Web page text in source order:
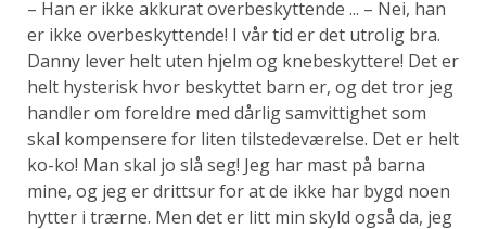
– Han er ikke akkurat overbeskyttende ... – Nei, han
er ikke overbeskyttende! I vår tid er det utrolig bra.
Danny lever helt uten hjelm og knebeskyttere! Det er
helt hysterisk hvor beskyttet barn er, og det tror jeg
handler om foreldre med dårlig samvittighet som
skal kompensere for liten tilstedeværelse. Det er helt
ko-ko! Man skal jo slå seg! Jeg har mast på barna
mine, og jeg er drittsur for at de ikke har bygd noen
hytter i trærne. Men det er litt min skyld også da, jeg